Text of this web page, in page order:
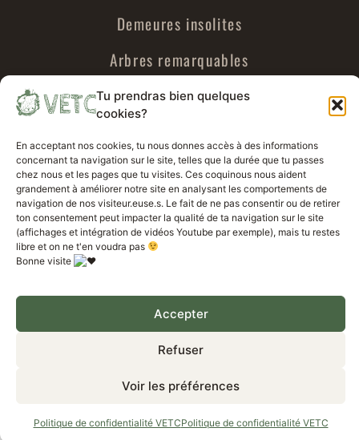
Tu prendras bien quelques
cookies?
En acceptant nos cookies, tu nous donnes accès à des informations
concernant ta navigation sur le site, telles que la durée que tu passes
chez nous et les pages que tu visites. Ces coquinous nous aident
grandement à améliorer notre site en analysant les comportements de
navigation de nos visiteur.euse.s. Le fait de ne pas consentir ou de retirer
ton consentement peut impacter la qualité de ta navigation sur le site
(affichages et intégration de vidéos Youtube par exemple), mais tu restes
libre et on ne t'en voudra pas
Bonne visite
Accepter
Refuser
Voir les préférences
Politique de confidentialité VETCPolitique de confidentialité VETC
Demeures insolites
Arbres remarquables
Urbex
A propos de VETC
Politique de confidentialité VETC
Travailler avec nous
VETC Projet – tous droits réservés 2023